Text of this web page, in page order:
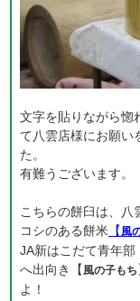
文字を貼りながら惚
て八雲店様にお願い
た。
有難うございます。
こちらの餅臼は、八
コシのある餅米 【 風
JA新はこだて青年
へ出向き【 風の子もち
よ！